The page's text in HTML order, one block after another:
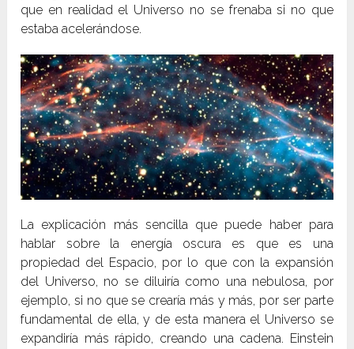
que en realidad el Universo no se frenaba si no que
estaba acelerándose.
La explicación más sencilla que puede haber para
hablar sobre la energía oscura es que es una
propiedad del Espacio, por lo que con la expansión
del Universo, no se diluiría como una nebulosa, por
ejemplo, si no que se crearía más y más, por ser parte
fundamental de ella, y de esta manera el Universo se
expandiría más rápido, creando una cadena. Einstein